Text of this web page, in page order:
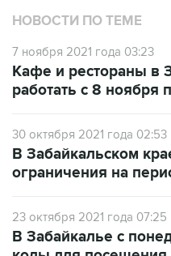
7 ноября 2021 года 03:23
работать с 8 ноября
30 октября 2021 года 02:53
ограничения на
23 октября 2021 года 07:25
коды для посещения
спорта